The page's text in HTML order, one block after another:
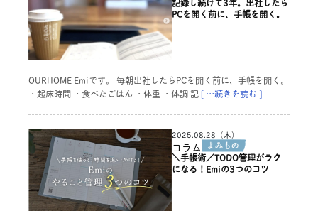
PCを開く前に、手帳を開く。
OURHOME Emiです。 毎朝出社したらPCを開く前に、手帳を開く。
・起床時間 ・食べたごはん ・体重 ・体調 記[ …続きを読む ]
2025.08.28（木）
コラム
＼手帳術／TODO管理がラク
になる！Emiの3つのコツ